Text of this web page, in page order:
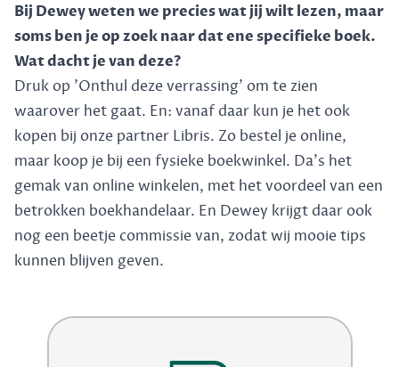
Bij Dewey weten we precies wat jij wilt lezen, maar
soms ben je op zoek naar dat ene specifieke boek.
Wat dacht je van deze?
Druk op 'Onthul deze verrassing' om te zien
waarover het gaat. En: vanaf daar kun je het ook
kopen bij onze partner Libris. Zo bestel je online,
maar koop je bij een fysieke boekwinkel. Da's het
gemak van online winkelen, met het voordeel van een
betrokken boekhandelaar. En Dewey krijgt daar ook
nog een beetje commissie van, zodat wij mooie tips
kunnen blijven geven.